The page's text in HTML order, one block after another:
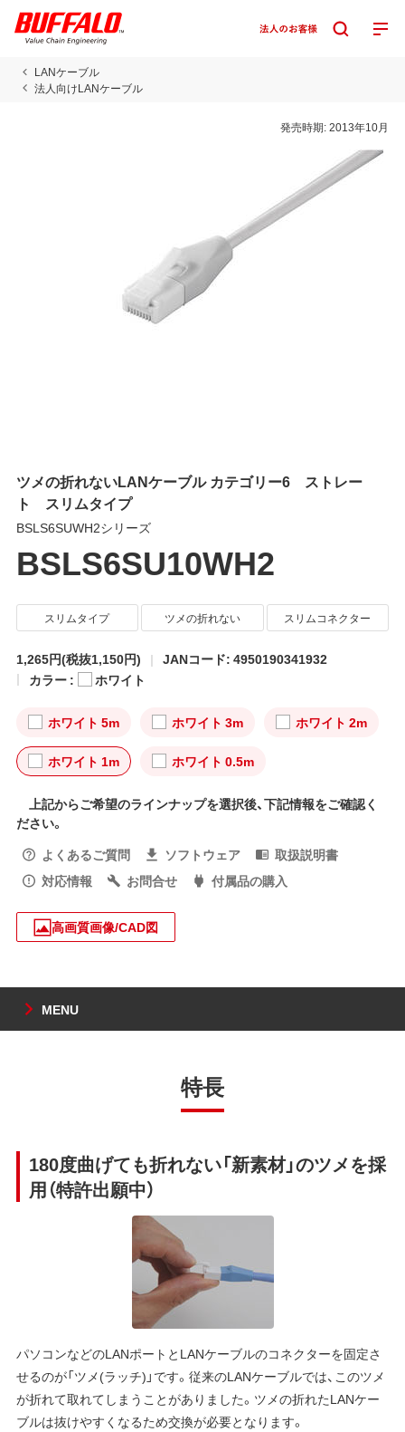
LANケーブル
法人向けLANケーブル
発売時期:2013年10月
ツメの折れないLANケーブル カテゴリー6 ストレー
ト スリムタイプ
BSLS6SUWH2シリーズ
BSLS6SU10WH2
スリムタイプ ツメの折れない スリムコネクター
1,265円(税抜1,150円)
JANコード: 4950190341932
カラー :
ホワイト
ホワイト 5m ホワイト 3m ホワイト 2m
ホワイト 1m ホワイト 0.5m
上記からご希望のラインナップを選択後、下記情報をご確認く
ださい。
よくあるご質問
ソフトウェア
取扱説明書
対応情報
お問合せ 付属品の購入
高画質画像/CAD図
MENU
特長
180度曲げても折れない「新素材」のツメを採
用（特許出願中）
パソコンなどのLANポートとLANケーブルのコネクターを固定さ
せるのが「ツメ(ラッチ)」です。従来のLANケーブルでは、このツメ
が折れて取れてしまうことがありました。ツメの折れたLANケー
ブルは抜けやすくなるため交換が必要となります。